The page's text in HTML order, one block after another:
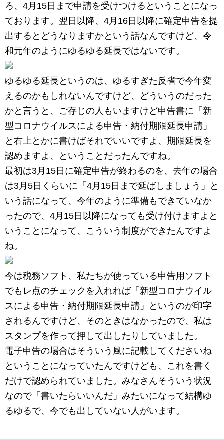
ろ、4月15日まで申請を受けつけるということになっ
ております。翌日以降、4月16日以降に確定申告を提
出するとどうなりますかという話なんですけど、令
和元年のようにゆるゆる延長ではないです。
ゆるゆる延長というのは、ゆるすぎた反省で今年変
えるのかもしれないんですけど、どういうのだった
かと言うと、ご存じの人もいますけど申告書に「新
型コロナウイルスによる申告・納付期限延長申請」
と右上とかに書けばそれでいいですよ、期限延長を
認めますよ、ということだったんですね。
最初は3月15日に確定申告が終わるのを、去年の場合
は3月5日くらいに「4月15日まで延ばしましょう」と
いう話になって、今年のように準備もできていなか
ったので、4月15日以降になっても受け付けますよと
いうことになって、こういう制度ができたんですよ
ね。
今は税務ソフト、私たちが使っている申告用ソフト
でもレ点のチェックを入れれば「新型コロナウイル
スによる申告・納付期限延長申請」というのが印字
されるんですけど、そのときはなかったので、私は
スタンプを作って押して出したりしていました。
電子申告の場合はそういう風に記載してくださいね
ということになっていたんですけども、これを書く
だけで認められていました。みなさんそういう状況
なので「書いたらいいんだ」みたいになって結構ゆ
るゆるで、今でも出していない人がいます。